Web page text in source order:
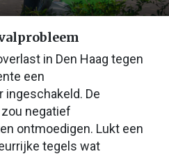
in Den Haag tegen
een
De
zou negatief
ontmoedigen. Lukt een
tegels wat